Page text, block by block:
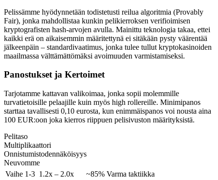
Pelissämme hyödynnetään todistetusti reilua algoritmia (Provably
Fair), jonka mahdollistaa kunkin pelikierroksen verifioimisen
kryptografisten hash-arvojen avulla. Mainittu teknologia takaa, ettei
kaikki erä on aikaisemmin määritettynä ei sitäkään pysty väärentää
jälkeenpäin – standardivaatimus, jonka tulee tullut kryptokasinoiden
maailmassa välttämättömäksi avoimuuden varmistamiseksi.
Panostukset ja Kertoimet
Tarjotamme kattavan valikoimaa, jonka sopii molemmille
turvatietoisille pelaajille kuin myös high rollereille. Minimipanos
starttaa tavallisesti 0,10 eurosta, kun enimmäispanos voi nousta aina
100 EUR:oon joka kierros riippuen pelisivuston määrityksistä.
Pelitaso
Multiplikaattori
Onnistumistodennäköisyys
Neuvomme
Vaihe 1-3 1.2x – 2.0x ~85% Varma taktiikka